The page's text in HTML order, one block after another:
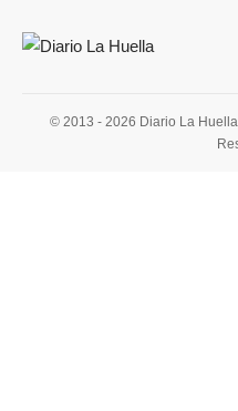
© 2013 - 2026 Diario La